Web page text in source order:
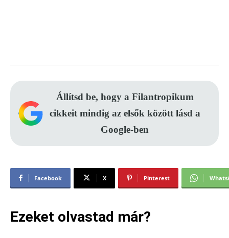
Állítsd be, hogy a Filantropikum
cikkeit mindig az elsők között lásd a
Google-ben
Facebook X Pinterest
Ezeket olvastad már?